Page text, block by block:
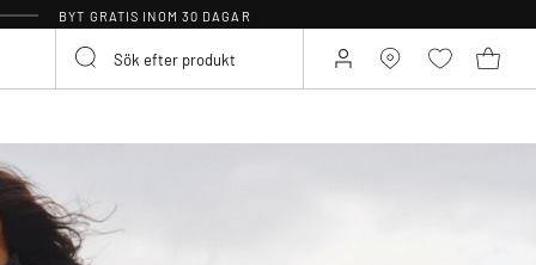
BYT GRATIS INOM 30 DAGAR